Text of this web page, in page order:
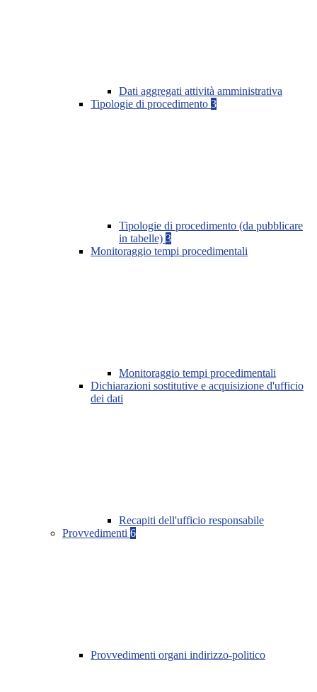
Dati aggregati attività amministrativa
Tipologie di procedimento 3
Tipologie di procedimento (da pubblicare
in tabelle) 3
Monitoraggio tempi procedimentali
Monitoraggio tempi procedimentali
Dichiarazioni sostitutive e acquisizione d'ufficio
dei dati
Recapiti dell'ufficio responsabile
Provvedimenti 6
Provvedimenti organi indirizzo-politico